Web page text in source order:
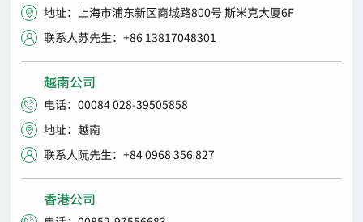
 地址：上海市浦东新区商城路800号 斯米克大厦6F
 联系人苏先生：+86 13817048301
越南公司
 电话：00084 028-39505858
 地址：越南
 联系人阮先生：+84 0968 356 827
香港公司